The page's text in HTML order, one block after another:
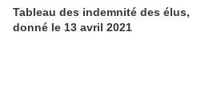
Tableau des indemnité des élus,
donné le 13 avril 2021